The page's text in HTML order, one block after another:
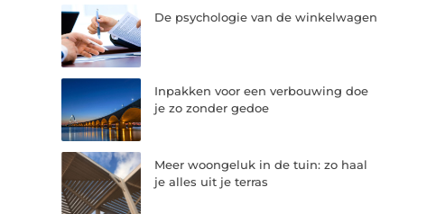
De psychologie van de winkelwagen
Inpakken voor een verbouwing doe
je zo zonder gedoe
Meer woongeluk in de tuin: zo haal
je alles uit je terras